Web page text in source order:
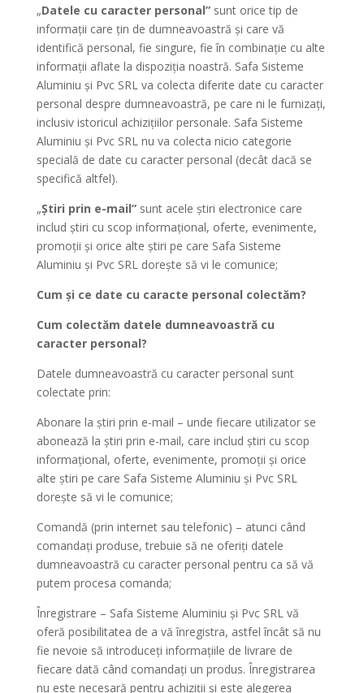
„Datele cu caracter personal”sunt orice tip de
informații care țin de dumneavoastră și care vă
identifică personal, fie singure, fie în combinație cu alte
informații aflate la dispoziția noastră. Safa Sisteme
Aluminiu și Pvc SRL va colecta diferite date cu caracter
personal despre dumneavoastră, pe care ni le furnizați,
inclusiv istoricul achizițiilor personale. Safa Sisteme
Aluminiu și Pvc SRL nu va colecta nicio categorie
specială de date cu caracter personal (decât dacă se
specifică altfel).
„Știri prin e-mail”sunt acele știri electronice care
includ știri cu scop informațional, oferte, evenimente,
promoții și orice alte știri pe care Safa Sisteme
Aluminiu și Pvc SRL dorește să vi le comunice;
Cum și ce date cu caracte personal colectăm?
Cum colectăm datele dumneavoastră cu
caracter personal?
Datele dumneavoastră cu caracter personal sunt
colectate prin:
Abonare la știri prin e-mail – unde fiecare utilizator se
abonează la știri prin e-mail, care includ știri cu scop
informațional, oferte, evenimente, promoții și orice
alte știri pe care Safa Sisteme Aluminiu și Pvc SRL
dorește să vi le comunice;
Comandă (prin internet sau telefonic) – atunci când
comandați produse, trebuie să ne oferiți datele
dumneavoastră cu caracter personal pentru ca să vă
putem procesa comanda;
Înregistrare – Safa Sisteme Aluminiu și Pvc SRL vă
oferă posibilitatea de a vă înregistra, astfel încât să nu
fie nevoie să introduceți informațiile de livrare de
fiecare dată când comandați un produs. Înregistrarea
nu este necesară pentru achiziții și este alegerea